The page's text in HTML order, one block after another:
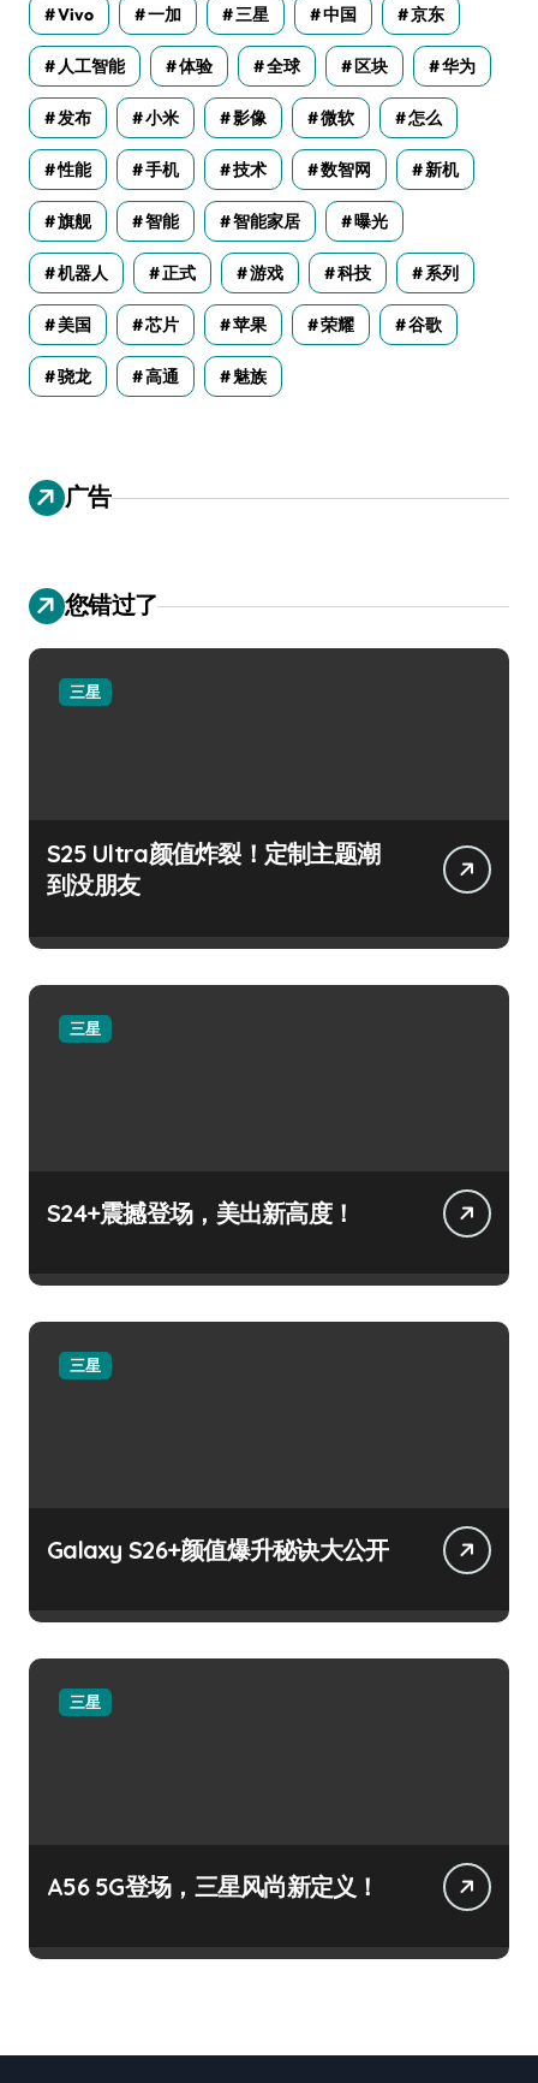
Vivo 一加 三星 中国 京东
人工智能 体验 全球 区块 华为
发布 小米 影像 微软 怎么
性能 手机 技术 数智网 新机
旗舰 智能 智能家居 曝光
机器人 正式 游戏 科技 系列
美国 芯片 苹果 荣耀 谷歌
骁龙 高通 魅族
广告
您错过了
三星
S25 Ultra颜值炸裂！定制主题潮
到没朋友
三星
S24+震撼登场，美出新高度！
三星
Galaxy S26+颜值爆升秘诀大公开
三星
A56 5G登场，三星风尚新定义！